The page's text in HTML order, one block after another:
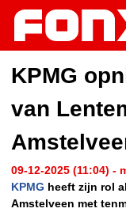
KPMG
van
09-12-2025 (11:04) -
KPMG heeft zijn rol
Amstelveen met